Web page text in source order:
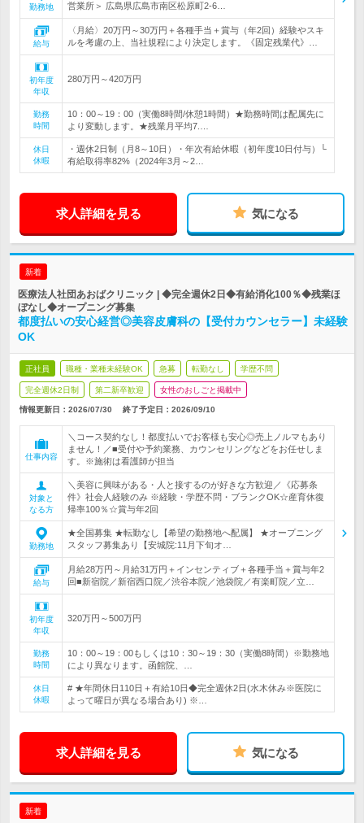
勤務地
営業所＞ 広島県広島市南区松原町2-6…
給与
〈月給〉20万円～30万円＋各種手当＋賞与（年2回）経験やスキ
ルを考慮の上、当社規程により決定します。《固定残業代》…
初年度
年収
280万円～420万円
勤務
時間
10：00～19：00（実働8時間/休憩1時間）★勤務時間は配属先に
より変動します。★残業月平均7.…
休日
休暇
・週休2日制（月8～10日）・年次有給休暇（初年度10日付与）└
有給取得率82%（2024年3月～2…
求人詳細を見る 気になる
新着
医療法人社団あおばクリニック | ◆完全週休2日◆有給消化100％◆残業ほ
ぼなし◆オープニング募集
都度払いの安心経営◎美容皮膚科の【受付カウンセラー】未経験
OK
正社員 職種・業種未経験OK 急募 転勤なし 学歴不問
完全週休2日制 第二新卒歓迎 女性のおしごと掲載中
情報更新日：2026/07/30 終了予定日： 2026/09/10
仕事内容
＼コース契約なし！都度払いでお客様も安心◎売上ノルマもあり
ません！／■受付や予約業務、カウンセリングなどをお任せしま
す。※施術は看護師が担当
対象と
なる方
＼美容に興味がある・人と接するのが好きな方歓迎／《応募条
件》社会人経験のみ ※経験・学歴不問・ブランクOK☆産育休復
帰率100％☆賞与年2回
勤務地
★全国募集 ★転勤なし【希望の勤務地へ配属】 ★オープニング
スタッフ募集あり【安城院:11月下旬オ…
給与
月給28万円～月給31万円＋インセンティブ＋各種手当＋賞与年2
回■新宿院／新宿西口院／渋谷本院／池袋院／有楽町院／立…
初年度
年収
320万円～500万円
勤務
時間
10：00～19：00もしくは10：30～19：30（実働8時間）※勤務地
により異なります。函館院、…
休日
休暇
# ★年間休日110日＋有給10日◆完全週休2日(水木休み※医院に
よって曜日が異なる場合あり) ※…
求人詳細を見る 気になる
新着